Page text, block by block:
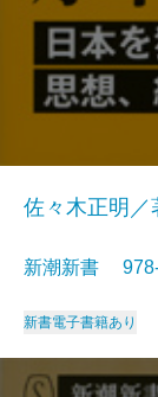
佐々木正明／
新潮新書
新書電子書籍あり